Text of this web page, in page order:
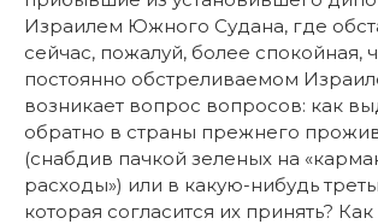
Израилем Южного Судана, где
сейчас, пожалуй, более спокойная,
постоянно обстреливаемом
возникает вопрос вопросов: как
обратно в страны прежнего
(снабдив пачкой зеленых на
расходы») или в какую-нибудь
которая согласится их принять?